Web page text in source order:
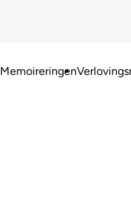
Memoireringen